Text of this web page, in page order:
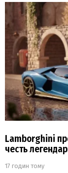
Lamborghini
честь
17 годин тому